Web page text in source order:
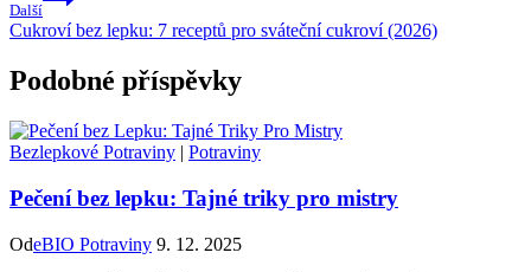
Další
Cukroví bez lepku: 7 receptů pro sváteční cukroví (2026)
Podobné příspěvky
Bezlepkové Potraviny | Potraviny
Pečení bez lepku: Tajné triky pro mistry
OdeBIO Potraviny 9. 12. 2025